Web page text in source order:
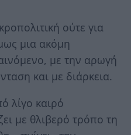
ούτε για
μια ακόμη
με την αρωγή
και με διάρκεια.
λίγο καιρό
με θλιβερό τρόπο τη